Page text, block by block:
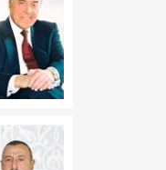
16:25
06 Avqust